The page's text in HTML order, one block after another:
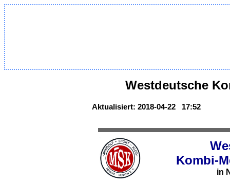
Westdeutsche
Aktualisiert: 2018-04-22 17:52
Kombi-
in